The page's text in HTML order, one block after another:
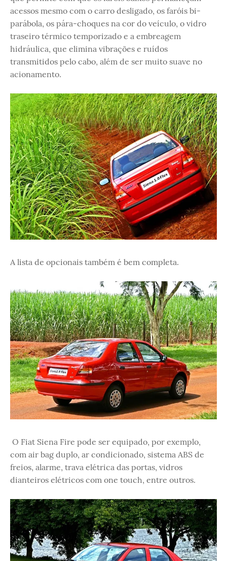
acessos mesmo com o carro desligado, os faróis bi-
parábola, os pára-choques na cor do veículo, o vidro
traseiro térmico temporizado e a embreagem
hidráulica, que elimina vibrações e ruídos
transmitidos pelo cabo, além de ser muito suave no
acionamento.
A lista de opcionais também é bem completa.
O Fiat Siena Fire pode ser equipado, por exemplo,
com air bag duplo, ar condicionado, sistema ABS de
freios, alarme, trava elétrica das portas, vidros
dianteiros elétricos com one touch, entre outros.